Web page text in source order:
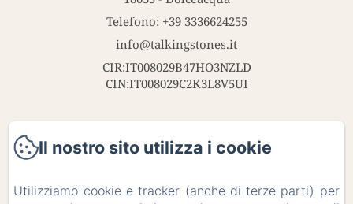
Telefono: +39 3336624255
info@talkingstones.it
CIR:IT008029B47HO3NZLD
CIN:IT008029C2K3L8V5UI
Contatti
Il nostro sito utilizza i cookie
Utilizziamo cookie e tracker (anche di terze parti) per